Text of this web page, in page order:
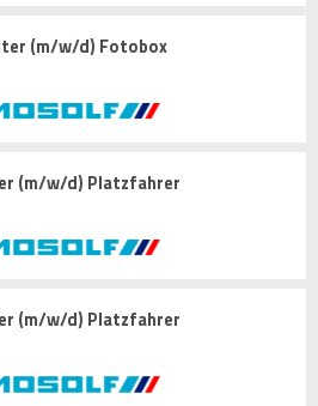
(m/w/d) Fotobox
(m/w/d) Platzfahrer
(m/w/d) Platzfahrer